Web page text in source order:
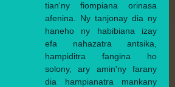
tian'ny fiompiana orinasa
afenina. Ny tanjonay dia ny
haneho ny habibiana izay
efa nahazatra antsika,
hampiditra fangina ho
solony, ary amin'ny farany
dia hampianatra mankany